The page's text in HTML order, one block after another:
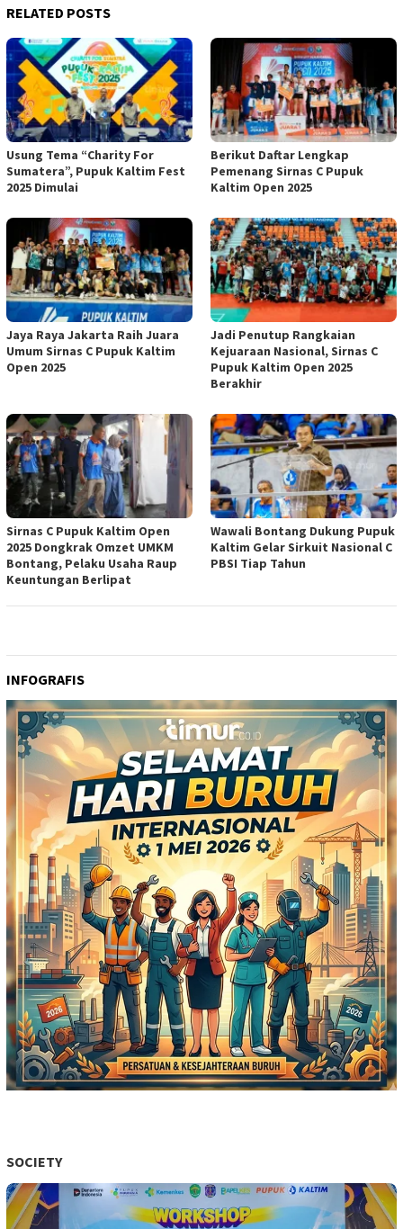
RELATED POSTS
Usung Tema “Charity For
Sumatera”, Pupuk Kaltim Fest
2025 Dimulai
Berikut Daftar Lengkap
Pemenang Sirnas C Pupuk
Kaltim Open 2025
Jaya Raya Jakarta Raih Juara
Umum Sirnas C Pupuk Kaltim
Open 2025
Jadi Penutup Rangkaian
Kejuaraan Nasional, Sirnas C
Pupuk Kaltim Open 2025
Berakhir
Sirnas C Pupuk Kaltim Open
2025 Dongkrak Omzet UMKM
Bontang, Pelaku Usaha Raup
Keuntungan Berlipat
Wawali Bontang Dukung Pupuk
Kaltim Gelar Sirkuit Nasional C
PBSI Tiap Tahun
INFOGRAFIS
SOCIETY